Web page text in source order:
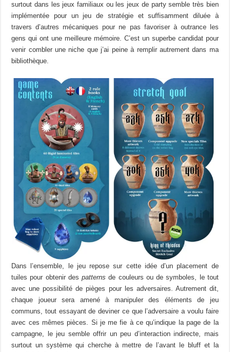
surtout dans les jeux familiaux ou les jeux de party semble très bien
implémentée pour un jeu de stratégie et suffisamment diluée à
travers d’autres mécaniques pour ne pas favoriser à outrance les
gens qui ont une meilleure mémoire. C’est un superbe candidat pour
venir combler une niche que j’ai peine à remplir autrement dans ma
bibliothèque.
Dans l’ensemble, le jeu repose sur cette idée d’un placement de
tuiles pour obtenir despatterns de couleurs ou de symboles, le tout
avec une possibilité de pièges pour les adversaires. Autrement dit,
chaque joueur sera amené à manipuler des éléments de jeu
communs, tout essayant de deviner ce que l’adversaire a voulu faire
avec ces mêmes pièces. Si je me fie à ce qu’indique la page de la
campagne, le jeu semble offrir un peu d’interaction indirecte, mais
surtout un système qui cherche à mettre de l’avant le bluff et la